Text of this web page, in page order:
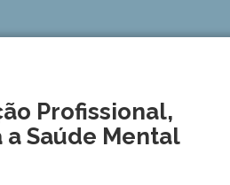
Profissional,
Saúde Mental